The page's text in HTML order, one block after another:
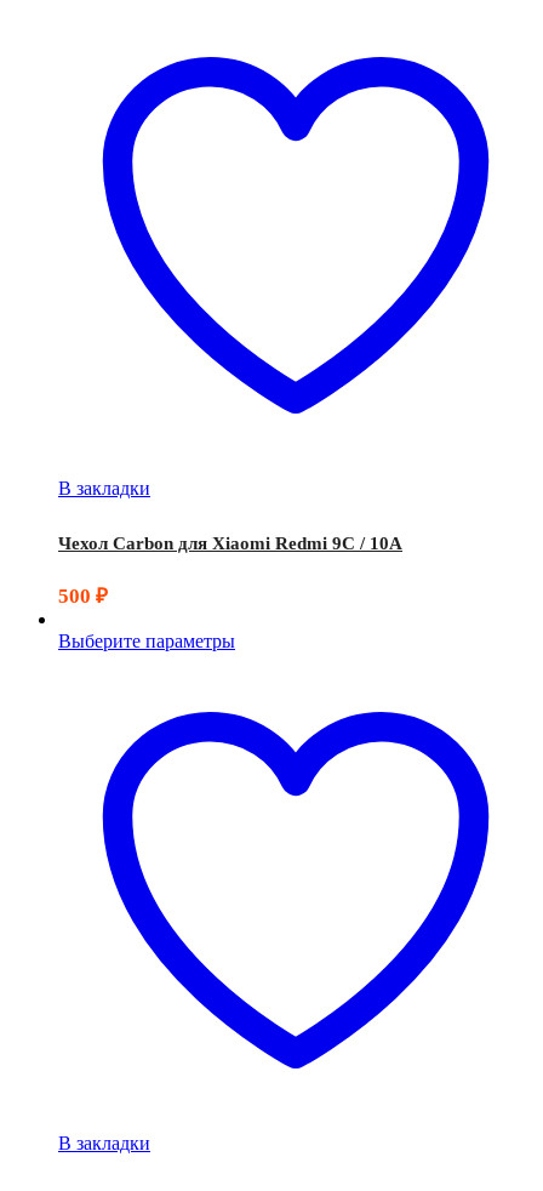
В закладки
Чехол Carbon для Xiaomi Redmi 9C / 10A
500 ₽
Выберите параметры
В закладки